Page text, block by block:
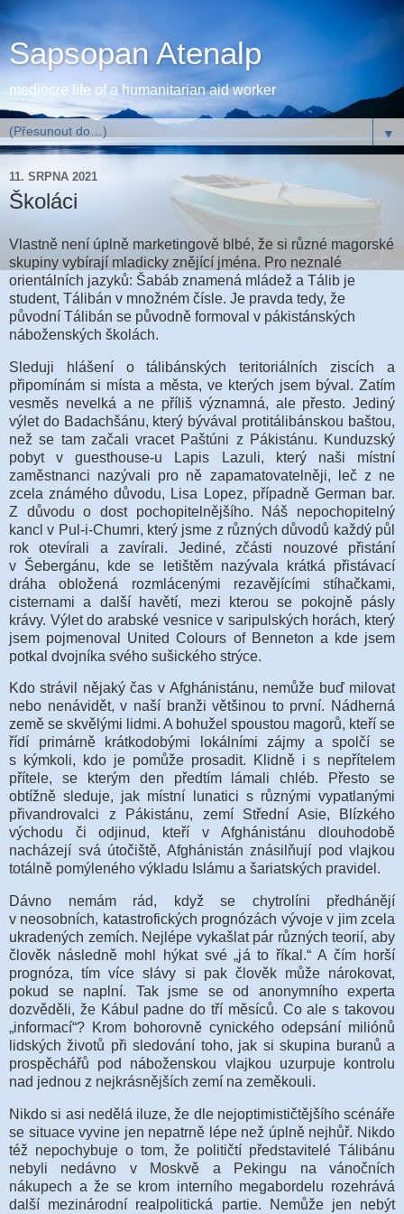
Sapsopan Atenalp
mediocre life of a humanitarian aid worker
▼
11. SRPNA 2021
Školáci
Vlastně není úplně marketingově blbé, že si různé magorské
skupiny vybírají mladicky znějící jména. Pro neznalé
orientálních jazyků: Šabáb znamená mládež a Tálib je
student, Tálibán v množném čísle. Je pravda tedy, že
původní Tálibán se původně formoval v pákistánských
náboženských školách.
Sleduji hlášení o tálibánských teritoriálních ziscích a
připomínám si místa a města, ve kterých jsem býval. Zatím
vesměs nevelká a ne příliš významná, ale přesto. Jediný
výlet do Badachšánu, který bývával protitálibánskou baštou,
než se tam začali vracet Paštúni z Pákistánu. Kunduzský
pobyt v guesthouse-u Lapis Lazuli, který naši místní
zaměstnanci nazývali pro ně zapamatovatelněji, leč z ne
zcela známého důvodu, Lisa Lopez, případně German bar.
Z důvodu o dost pochopitelnějšího. Náš nepochopitelný
kancl v Pul-i-Chumri, který jsme z různých důvodů každý půl
rok otevírali a zavírali. Jediné, zčásti nouzové přistání
v Šebergánu, kde se letištěm nazývala krátká přistávací
dráha obložená rozmlácenými rezavějícími stíhačkami,
cisternami a další havětí, mezi kterou se pokojně pásly
krávy. Výlet do arabské vesnice v saripulských horách, který
jsem pojmenoval United Colours of Benneton a kde jsem
potkal dvojníka svého sušického strýce.
Kdo strávil nějaký čas v Afghánistánu, nemůže buď milovat
nebo nenávidět, v naší branži většinou to první. Nádherná
země se skvělými lidmi. A bohužel spoustou magorů, kteří se
řídí primárně krátkodobými lokálními zájmy a spolčí se
s kýmkoli, kdo je pomůže prosadit. Klidně i s nepřítelem
přítele, se kterým den předtím lámali chléb. Přesto se
obtížně sleduje, jak místní lunatici s různými vypatlanými
přivandrovalci z Pákistánu, zemí Střední Asie, Blízkého
východu či odjinud, kteří v Afghánistánu dlouhodobě
nacházejí svá útočiště, Afghánistán znásilňují pod vlajkou
totálně pomýleného výkladu Islámu a šariatských pravidel.
Dávno nemám rád, když se chytrolíni předhánějí
v neosobních, katastrofických prognózách vývoje v jim zcela
ukradených zemích. Nejlépe vykašlat pár různých teorií, aby
člověk následně mohl hýkat své „já to říkal.“ A čím horší
prognóza, tím více slávy si pak člověk může nárokovat,
pokud se naplní. Tak jsme se od anonymního experta
dozvěděli, že Kábul padne do tří měsíců. Co ale s takovou
„informací“? Krom bohorovně cynického odepsání miliónů
lidských životů při sledování toho, jak si skupina buranů a
prospěchářů pod náboženskou vlajkou uzurpuje kontrolu
nad jednou z nejkrásnějších zemí na zeměkouli.
Nikdo si asi nedělá iluze, že dle nejoptimističtějšího scénáře
se situace vyvine jen nepatrně lépe než úplně nejhůř. Nikdo
též nepochybuje o tom, že političtí představitelé Tálibánu
nebyli nedávno v Moskvě a Pekingu na vánočních
nákupech a že se krom interního megabordelu rozehrává
další mezinárodní realpolitická partie. Nemůže jen nebýt